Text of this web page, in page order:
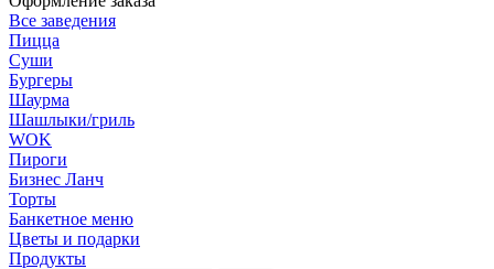
Все заведения
Пицца
Суши
Бургеры
Шаурма
Шашлыки/гриль
WOK
Пироги
Бизнес Ланч
Торты
Банкетное меню
Цветы и подарки
Продукты